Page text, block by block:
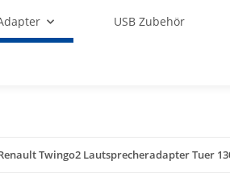
USB Zubehör
Twingo2 Lautsprecheradapter Tuer